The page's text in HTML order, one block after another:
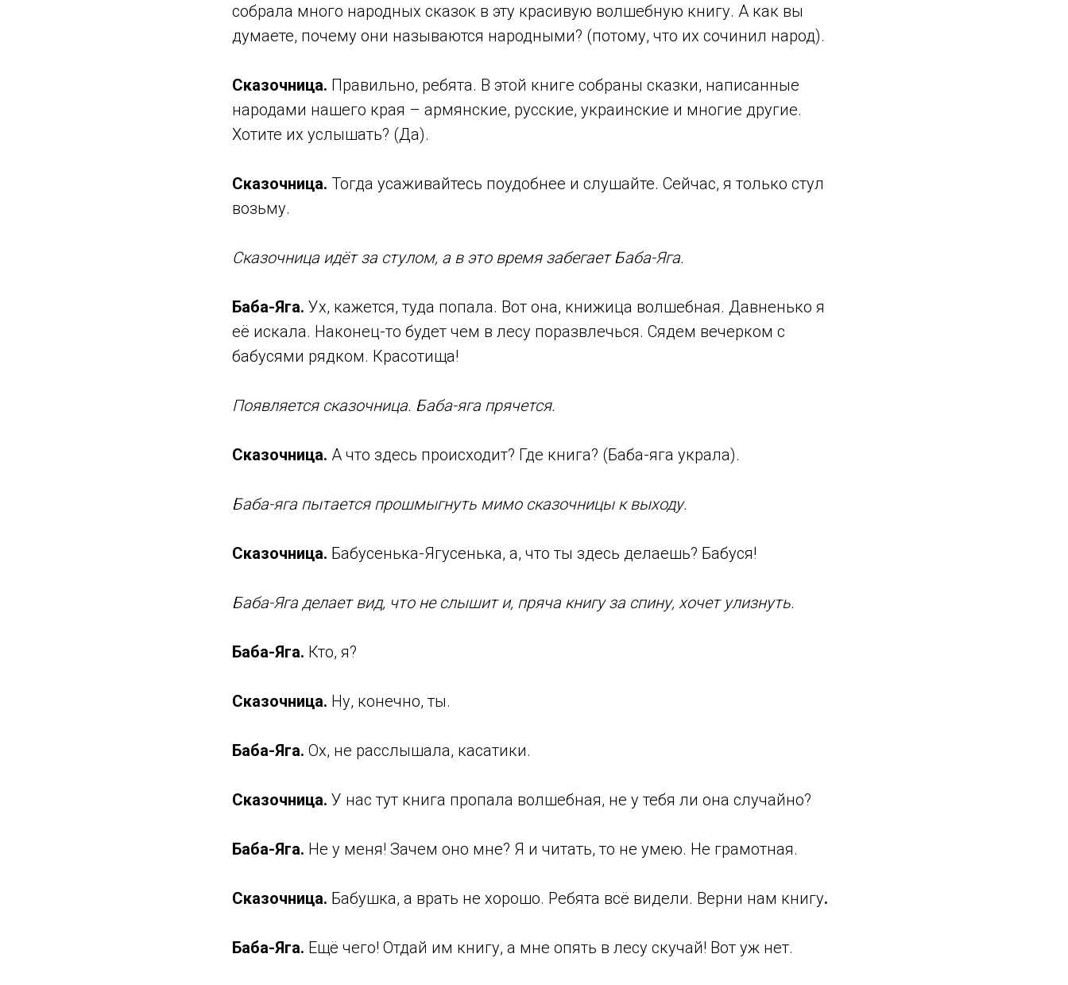
собрала много народных сказок в эту красивую волшебную книгу. А как вы
думаете, почему они называются народными? (потому, что их сочинил народ).
Сказочница. Правильно, ребята. В этой книге собраны сказки, написанные
народами нашего края – армянские, русские, украинские и многие другие.
Хотите их услышать? (Да).
Сказочница. Тогда усаживайтесь поудобнее и слушайте. Сейчас, я только стул
возьму.
Сказочница идёт за стулом, а в это время забегает Баба-Яга.
Баба-Яга. Ух, кажется, туда попала. Вот она, книжица волшебная. Давненько я
её искала. Наконец-то будет чем в лесу поразвлечься. Сядем вечерком с
бабусями рядком. Красотища!
Появляется сказочница. Баба-яга прячется.
Сказочница. А что здесь происходит? Где книга? (Баба-яга украла).
Баба-яга пытается прошмыгнуть мимо сказочницы к выходу.
Сказочница. Бабусенька-Ягусенька, а, что ты здесь делаешь? Бабуся!
Баба-Яга делает вид, что не слышит и, пряча книгу за спину, хочет улизнуть.
Баба-Яга. Кто, я?
Сказочница. Ну, конечно, ты.
Баба-Яга. Ох, не расслышала, касатики.
Сказочница. У нас тут книга пропала волшебная, не у тебя ли она случайно?
Баба-Яга. Не у меня! Зачем оно мне? Я и читать, то не умею. Не грамотная.
Сказочница. Бабушка, а врать не хорошо. Ребята всё видели. Верни нам книгу.
Баба-Яга. Ещё чего! Отдай им книгу, а мне опять в лесу скучай! Вот уж нет.